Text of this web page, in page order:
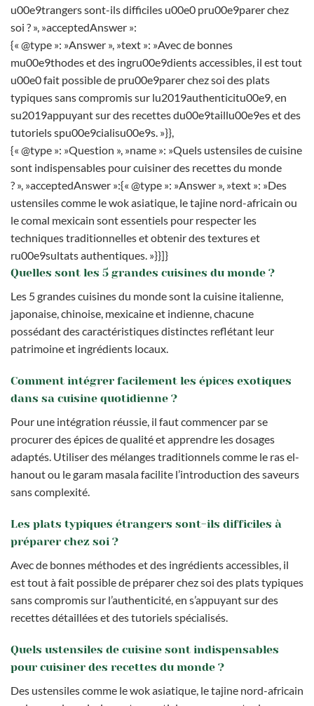
u00e9trangers sont-ils difficiles u00e0 pru00e9parer chez
soi ? », »acceptedAnswer »:
{« @type »: »Answer », »text »: »Avec de bonnes
mu00e9thodes et des ingru00e9dients accessibles, il est tout
u00e0 fait possible de pru00e9parer chez soi des plats
typiques sans compromis sur lu2019authenticitu00e9, en
su2019appuyant sur des recettes du00e9taillu00e9es et des
tutoriels spu00e9cialisu00e9s. »}},
{« @type »: »Question », »name »: »Quels ustensiles de cuisine
sont indispensables pour cuisiner des recettes du monde
? », »acceptedAnswer »:{« @type »: »Answer », »text »: »Des
ustensiles comme le wok asiatique, le tajine nord-africain ou
le comal mexicain sont essentiels pour respecter les
techniques traditionnelles et obtenir des textures et
ru00e9sultats authentiques. »}}]}
Quelles sont les 5 grandes cuisines du monde ?
Les 5 grandes cuisines du monde sont la cuisine italienne,
japonaise, chinoise, mexicaine et indienne, chacune
possédant des caractéristiques distinctes reflétant leur
patrimoine et ingrédients locaux.
Comment intégrer facilement les épices exotiques
dans sa cuisine quotidienne ?
Pour une intégration réussie, il faut commencer par se
procurer des épices de qualité et apprendre les dosages
adaptés. Utiliser des mélanges traditionnels comme le ras el-
hanout ou le garam masala facilite l’introduction des saveurs
sans complexité.
Les plats typiques étrangers sont-ils difficiles à
préparer chez soi ?
Avec de bonnes méthodes et des ingrédients accessibles, il
est tout à fait possible de préparer chez soi des plats typiques
sans compromis sur l’authenticité, en s’appuyant sur des
recettes détaillées et des tutoriels spécialisés.
Quels ustensiles de cuisine sont indispensables
pour cuisiner des recettes du monde ?
Des ustensiles comme le wok asiatique, le tajine nord-africain